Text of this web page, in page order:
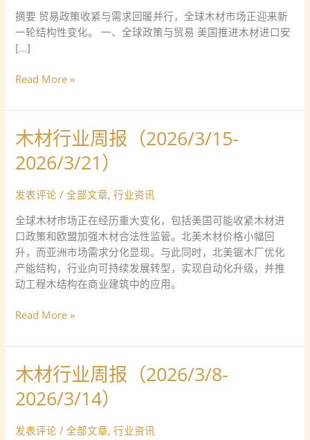
摘要 贸易政策收紧与需求回暖并行，全球木材市场正迎来新
一轮结构性变化。 一、全球政策与贸易 美国推进木材进口安
[…]
报
（2026/3/22-
2026/3/28）
Read More »
木材行业周报（2026/3/15-
2026/3/21）
发表评论 /全部文章,行业资讯
全球木材市场正在经历重大变化，包括美国可能收紧木材进
口政策和欧盟加强木材合法性监管。北美木材价格小幅回
升，而亚洲市场需求分化显现。与此同时，北美锯木厂优化
产能结构，行业向可持续发展转型，实现自动化升级，并推
动工程木结构在商业建筑中的应用。
木
材
行
周
报
（2026/3/15-
2026/3/21）
Read More »
木材行业周报（2026/3/8-
2026/3/14）
发表评论 /全部文章,行业资讯
木
材
行
周